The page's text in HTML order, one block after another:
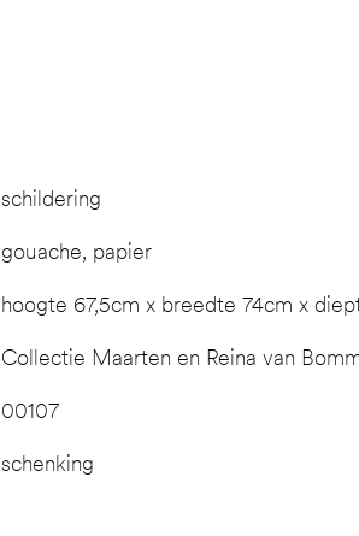
schildering
gouache, papier
hoogte 67,5cm x breedte 74cm x
Collectie Maarten en Reina van
00107
schenking